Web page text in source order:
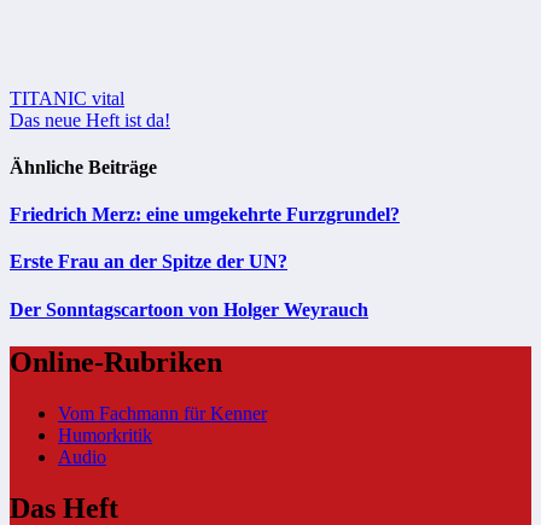
Beitragsnavigation
TITANIC vital
Das neue Heft ist da!
Ähnliche Beiträge
Friedrich Merz: eine umgekehrte Furzgrundel?
Erste Frau an der Spitze der UN?
Der Sonntagscartoon von Holger Weyrauch
Online-Rubriken
Vom Fachmann für Kenner
Humorkritik
Audio
Das Heft